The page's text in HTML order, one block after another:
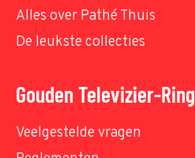
Alles over Pathé Thuis
De leukste collecties
Gouden Televizier-Ring
Veelgestelde vragen